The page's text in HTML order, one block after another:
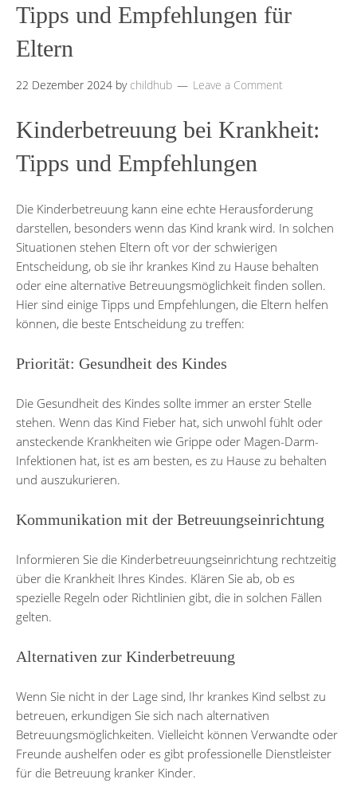
Tipps und Empfehlungen für
Eltern
22 Dezember 2024 by childhub Leave a Comment
Kinderbetreuung bei Krankheit:
Tipps und Empfehlungen
Die Kinderbetreuung kann eine echte Herausforderung
darstellen, besonders wenn das Kind krank wird. In solchen
Situationen stehen Eltern oft vor der schwierigen
Entscheidung, ob sie ihr krankes Kind zu Hause behalten
oder eine alternative Betreuungsmöglichkeit finden sollen.
Hier sind einige Tipps und Empfehlungen, die Eltern helfen
können, die beste Entscheidung zu treffen:
Priorität: Gesundheit des Kindes
Die Gesundheit des Kindes sollte immer an erster Stelle
stehen. Wenn das Kind Fieber hat, sich unwohl fühlt oder
ansteckende Krankheiten wie Grippe oder Magen-Darm-
Infektionen hat, ist es am besten, es zu Hause zu behalten
und auszukurieren.
Kommunikation mit der Betreuungseinrichtung
Informieren Sie die Kinderbetreuungseinrichtung rechtzeitig
über die Krankheit Ihres Kindes. Klären Sie ab, ob es
spezielle Regeln oder Richtlinien gibt, die in solchen Fällen
gelten.
Alternativen zur Kinderbetreuung
Wenn Sie nicht in der Lage sind, Ihr krankes Kind selbst zu
betreuen, erkundigen Sie sich nach alternativen
Betreuungsmöglichkeiten. Vielleicht können Verwandte oder
Freunde aushelfen oder es gibt professionelle Dienstleister
für die Betreuung kranker Kinder.